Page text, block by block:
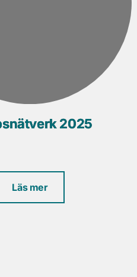
2025
Läs mer